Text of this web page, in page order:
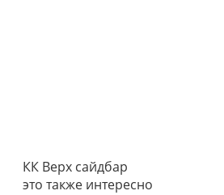
КК Верх сайдбар
это также интересно